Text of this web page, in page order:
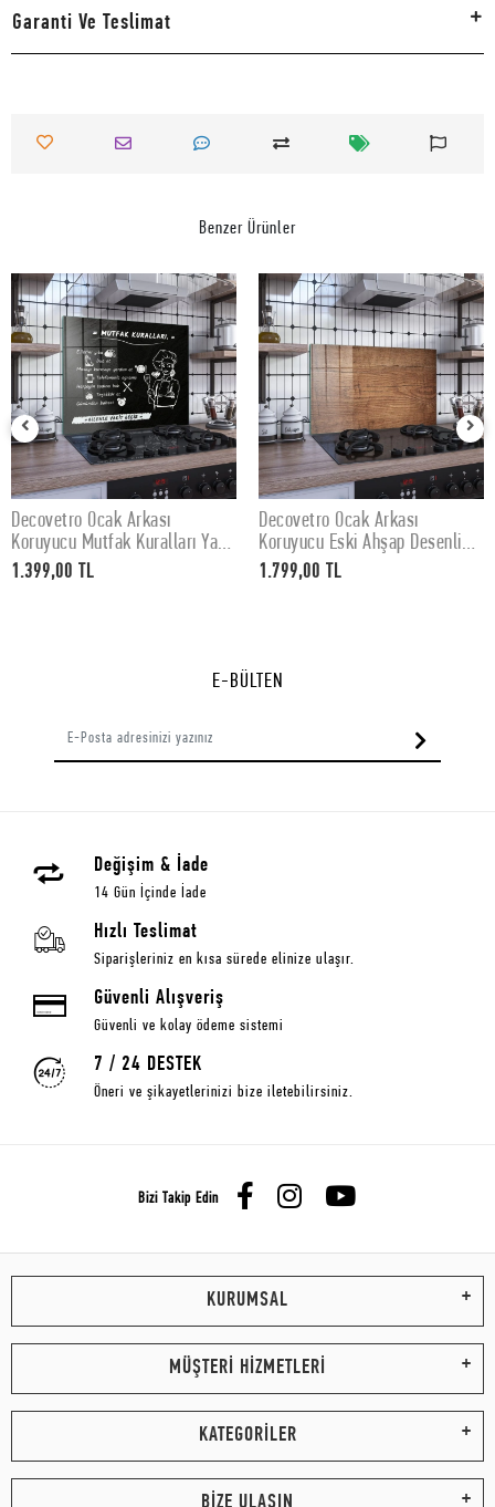
Garanti Ve Teslimat
Benzer Ürünler
SEPETE EKLE
Decovetro Ocak Arkası
Koruyucu Mutfak Kuralları Yazı
Desenli 60x52Cm
1.399,00 TL
SEPETE EKLE
Decovetro Ocak Arkası
Koruyucu Eski Ahşap Desenli
76x50cm
1.799,00 TL
E-BÜLTEN
Değişim & İade
14 Gün İçinde İade
Hızlı Teslimat
Siparişleriniz en kısa sürede elinize ulaşır.
Güvenli Alışveriş
Güvenli ve kolay ödeme sistemi
7 / 24 DESTEK
Öneri ve şikayetlerinizi bize iletebilirsiniz.
Bizi Takip Edin
KURUMSAL
MÜŞTERİ HİZMETLERİ
KATEGORİLER
BİZE ULAŞIN